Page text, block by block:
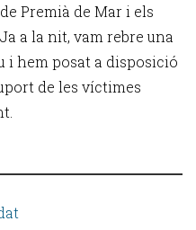
Premià de Mar i els
a la nit, vam rebre una
i hem posat a disposició
de les víctimes